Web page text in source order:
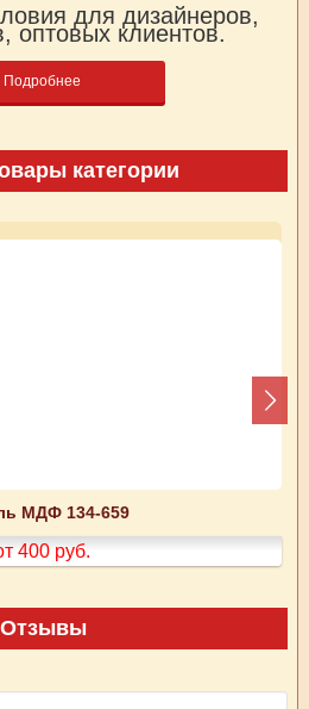
для дизайнеров,
оптовых клиентов.
Подробнее
категории
МДФ 134-659
400 руб.
Отзывы